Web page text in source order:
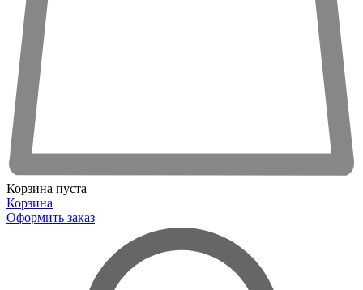
Корзина пуста
Корзина
Оформить заказ